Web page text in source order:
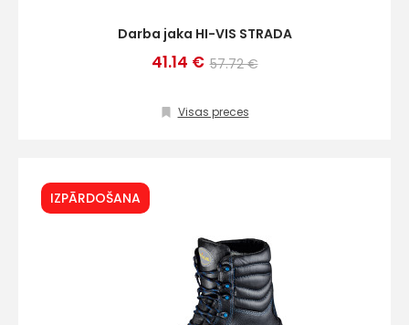
Darba jaka HI-VIS STRADA
41.14 € 57.72 €
Visas preces
IZPĀRDOŠANA